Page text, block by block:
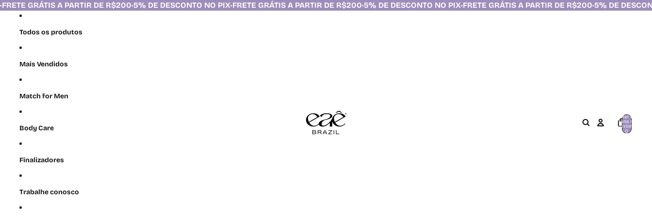
DE R$200•5% DE DESCONTO NO PIX•FRETE GRÁTIS A PARTIR DE R$200•5% DE DESCONTO NO PIX•FRETE GRÁTIS A PARTIR DE R$200•5% DE DESCONTO NO PIX•FRETE
Todos os produtos
Mais Vendidos
Match for Men
Body Care
Finalizadores
Trabalhe conosco
Total de
itens no
carrinho:
0